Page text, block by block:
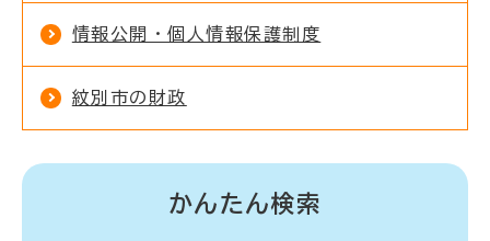
情報公開・個人情報保護制度
紋別市の財政
かんたん検索